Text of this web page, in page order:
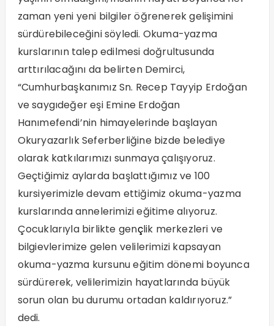
zaman yeni yeni bilgiler öğrenerek gelişimini
sürdürebileceğini söyledi. Okuma-yazma
kurslarının talep edilmesi doğrultusunda
arttırılacağını da belirten Demirci,
“Cumhurbaşkanımız Sn. Recep Tayyip Erdoğan
ve saygıdeğer eşi Emine Erdoğan
Hanımefendi’nin himayelerinde başlayan
Okuryazarlık Seferberliğine bizde belediye
olarak katkılarımızı sunmaya çalışıyoruz.
Geçtiğimiz aylarda başlattığımız ve 100
kursiyerimizle devam ettiğimiz okuma-yazma
kurslarında annelerimizi eğitime alıyoruz.
Çocuklarıyla birlikte gençlik merkezleri ve
bilgievlerimize gelen velilerimizi kapsayan
okuma-yazma kursunu eğitim dönemi boyunca
sürdürerek, velilerimizin hayatlarında büyük
sorun olan bu durumu ortadan kaldırıyoruz.”
dedi.